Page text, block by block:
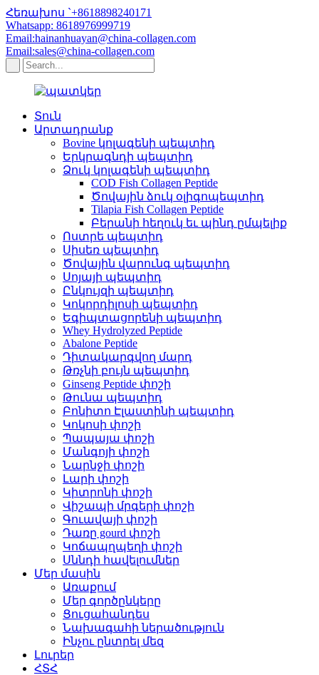
Հեռախոս `+8618898240171
Whatsapp: 8618976999719
Email:hainanhuayan@china-collagen.com
Email:sales@china-collagen.com
Տուն
Արտադրանք
Bovine կոլագենի պեպտիդ
Երկրագնդի պեպտիդ
Ձուկ կոլագենի պեպտիդ
COD Fish Collagen Peptide
Ծովային ձուկ օլիգոպեպտիդ
Tilapia Fish Collagen Peptide
Բերանի հեղուկ եւ պինդ ըմպելիք
Ոստրե պեպտիդ
Սիսեռ պեպտիդ
Ծովային վարունգ պեպտիդ
Սոյայի պեպտիդ
Ընկույզի պեպտիդ
Կոկորդիլոսի պեպտիդ
Եգիպտացորենի պեպտիդ
Whey Hydrolyzed Peptide
Abalone Peptide
Դիտակարգվող մարդ
Թռչնի բույն պեպտիդ
Ginseng Peptide փոշի
Թունա պեպտիդ
Բոնիտո Էլաստինի պեպտիդ
Կոկոսի փոշի
Պապայա փոշի
Մանգոյի փոշի
Նարնջի փոշի
Լարի փոշի
Կիտրոնի փոշի
Վիշապի մրգերի փոշի
Գուավայի փոշի
Դառը gourd փոշի
Կոճապղպեղի փոշի
Սննդի հավելումներ
Մեր մասին
Առաքում
Մեր գործընկերը
Ցուցահանդես
Նախագահի ներածություն
Ինչու ընտրել մեզ
Լուրեր
ՀՏՀ